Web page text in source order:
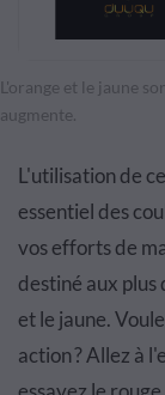
L'orange et le jaune
augmente.
L'utilisation de
essentiel des
vos efforts de
destiné aux plus
et le jaune.
action ? Allez à